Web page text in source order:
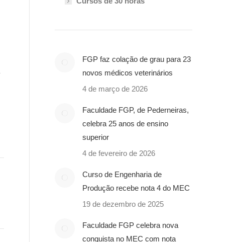
FGP faz colação de grau para 23
novos médicos veterinários
4 de março de 2026
Faculdade FGP, de Pederneiras,
celebra 25 anos de ensino
superior
4 de fevereiro de 2026
Curso de Engenharia de
Produção recebe nota 4 do MEC
19 de dezembro de 2025
Faculdade FGP celebra nova
conquista no MEC com nota